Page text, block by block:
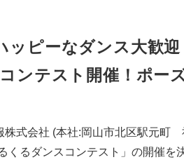
ッピーなダンス大歓迎
ンテスト開催！ポー
株式会社 (本社:岡山市北区駅元町
くるダンスコンテスト」の開催を